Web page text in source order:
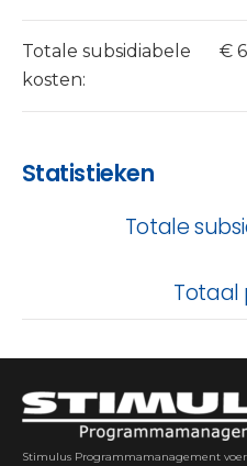
Totale subsidiabele
kosten:
€
Statistieken
Totale
Totaal
Stimulus Programmamanagement